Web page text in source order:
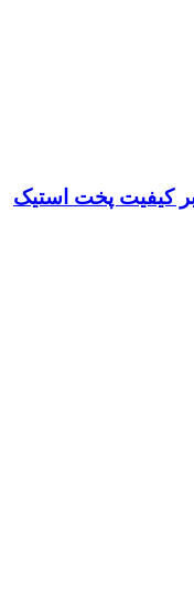
بر کیفیت پخت استیک